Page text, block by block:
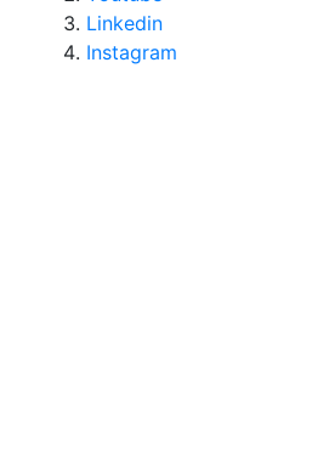
Linkedin
Instagram